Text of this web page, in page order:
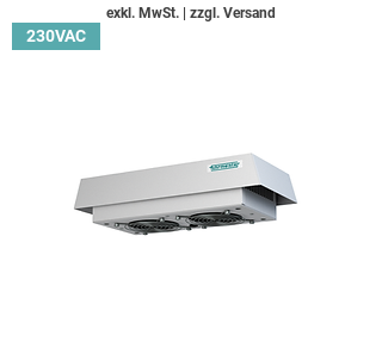
exkl. MwSt. zzgl. Versand
230VAC